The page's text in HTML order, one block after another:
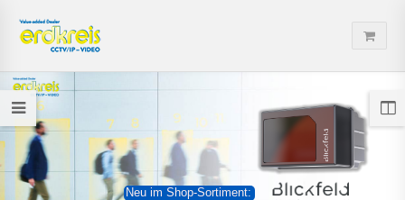
Neu im Shop-Sortiment: